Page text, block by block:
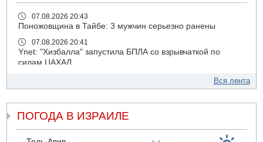
07.08.2026 20:43
Поножовщина в Тайбе: 3 мужчин серьезно ранены
07.08.2026 20:41
Ynet: "Хизбалла" запустила БПЛА со взрывчаткой по
силам ЦАХАЛ
ДТП в Ашдоде: тяжело ранены двое маленьких детей
07.08.2026 19:14
Скончался водитель, врезавшийся в стену в
Иерусалиме
Вся лента
ПОГОДА В ИЗРАИЛЕ